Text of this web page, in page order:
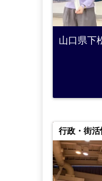
山口県下
行政・街活